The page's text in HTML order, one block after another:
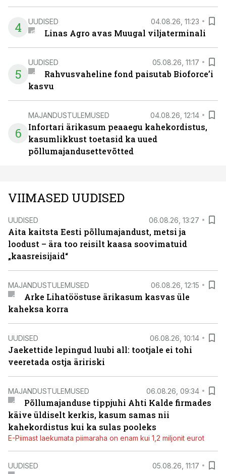
4 UUDISED 04.08.26, 11:23
Linas Agro avas Muugal viljaterminali
5
UUDISED 05.08.26, 11:17
Rahvusvaheline fond paisutab Bioforce’i
kasvu
6
MAJANDUSTULEMUSED 04.08.26, 12:14
Infortari ärikasum peaaegu kahekordistus,
kasumlikkust toetasid ka uued
põllumajandusettevõtted
VIIMASED UUDISED
UUDISED 06.08.26, 13:27
Aita kaitsta Eesti põllumajandust, metsi ja
loodust – ära too reisilt kaasa soovimatuid
„kaasreisijaid“
MAJANDUSTULEMUSED 06.08.26, 12:15
Arke Lihatööstuse ärikasum kasvas üle
kaheksa korra
UUDISED 06.08.26, 10:14
Jaekettide lepingud luubi all: tootjale ei tohi
veeretada ostja äririski
MAJANDUSTULEMUSED 06.08.26, 09:34
Põllumajanduse tippjuhi Ahti Kalde firmades
käive üldiselt kerkis, kasum samas nii
kahekordistus kui ka sulas pooleks
E-Piimast laekumata piimaraha on enam kui 1,2 miljonit eurot
UUDISED 05.08.26, 11:17